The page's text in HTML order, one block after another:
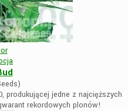
produkującej jedne z najcięższych
rekordowych plonów!